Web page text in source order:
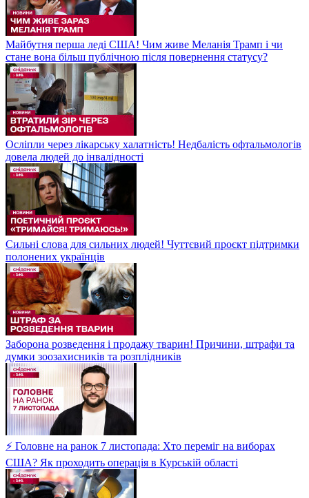
Майбутня перша леді США! Чим живе Меланія Трамп і чи
стане вона більш публічною після повернення статусу?
Осліпли через лікарську халатність! Недбалість офтальмологів
довела людей до інвалідності
Сильні слова для сильних людей! Чуттєвий проєкт підтримки
полонених українців
Заборона розведення і продажу тварин! Причини, штрафи та
думки зоозахисників та розплідників
⚡ Головне на ранок 7 листопада: Хто переміг на виборах
США? Як проходить операція в Курській області